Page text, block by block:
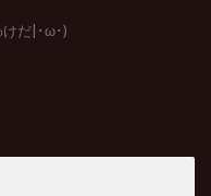
けだ|･ω･)